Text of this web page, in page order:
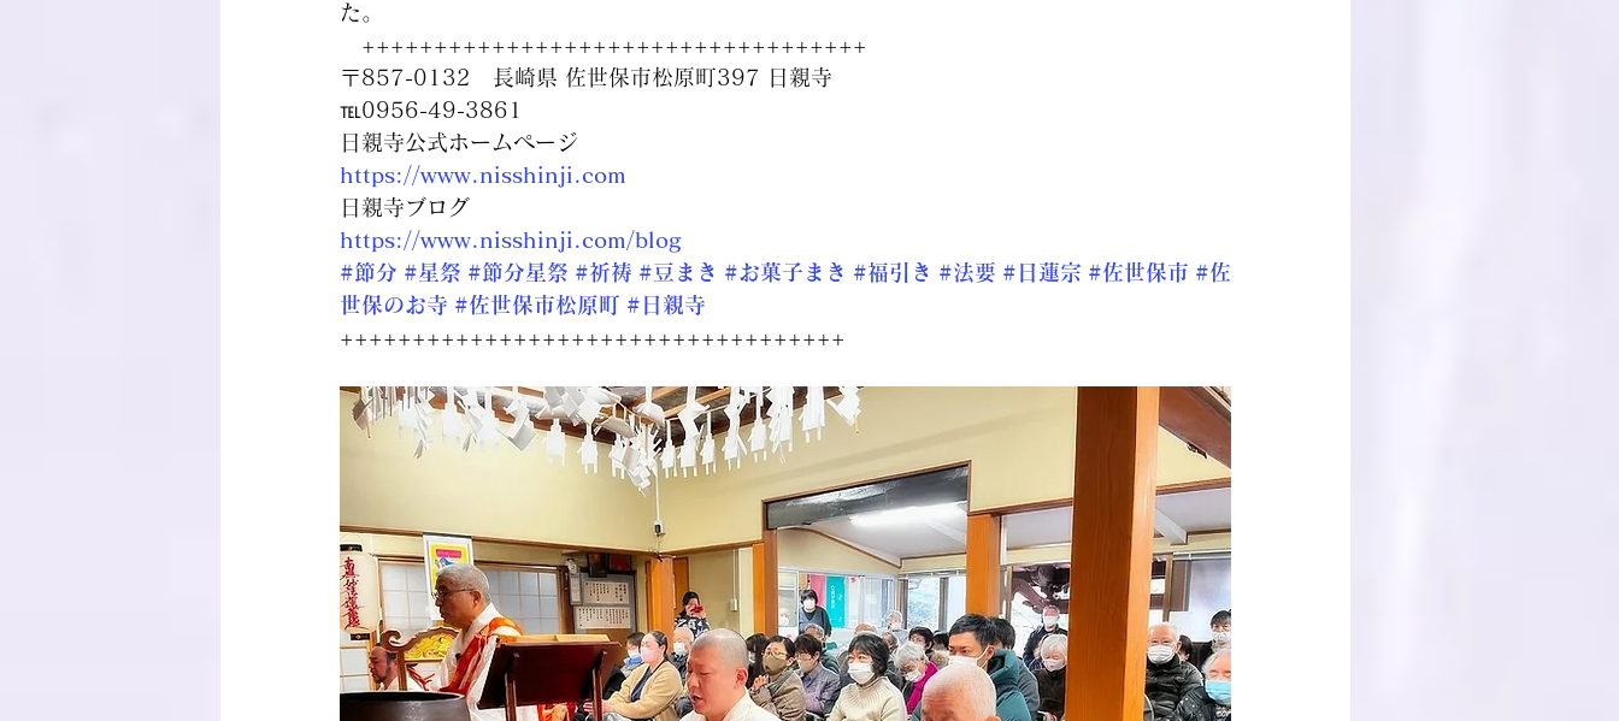
た。
+++++++++++++++++++++++++++++++++++
〒857-0132　長崎県 佐世保市松原町397 日親寺
℡0956-49-3861
日親寺公式ホームページ
https://www.nisshinji.com
日親寺ブログ
https://www.nisshinji.com/blog
#節分 #星祭 #節分星祭 #祈祷 #豆まき #お菓子まき #福引き #法要 #日蓮宗 #佐世保市 #佐
世保のお寺 #佐世保市松原町 #日親寺
+++++++++++++++++++++++++++++++++++